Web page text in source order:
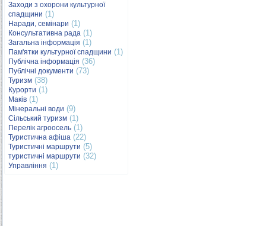
Заходи з охорони культурної
спадщини (1)
Наради, семінари (1)
Консультативна рада (1)
Загальна інформація (1)
Пам'ятки культурної спадщини (1)
Публічна інформація (36)
Публічні документи (73)
Туризм (38)
Курорти (1)
Маків (1)
Мінеральні води (9)
Сільський туризм (1)
Перелік агроосель (1)
Туристична афіша (22)
Туристичні маршрути (5)
туристичні маршрути (32)
Управління (1)